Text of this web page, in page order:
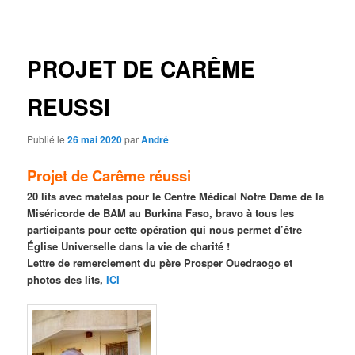
PROJET DE CARÊME
REUSSI
Publié le26 mai 2020parAndré
Projet de Carême réussi
20 lits avec matelas pour le Centre Médical Notre Dame de la
Miséricorde de BAM au Burkina Faso, bravo à tous les
participants pour cette opération qui nous permet d’être
Église Universelle dans la vie de charité !
Lettre de remerciement du père Prosper Ouedraogo et
photos des lits,ICI